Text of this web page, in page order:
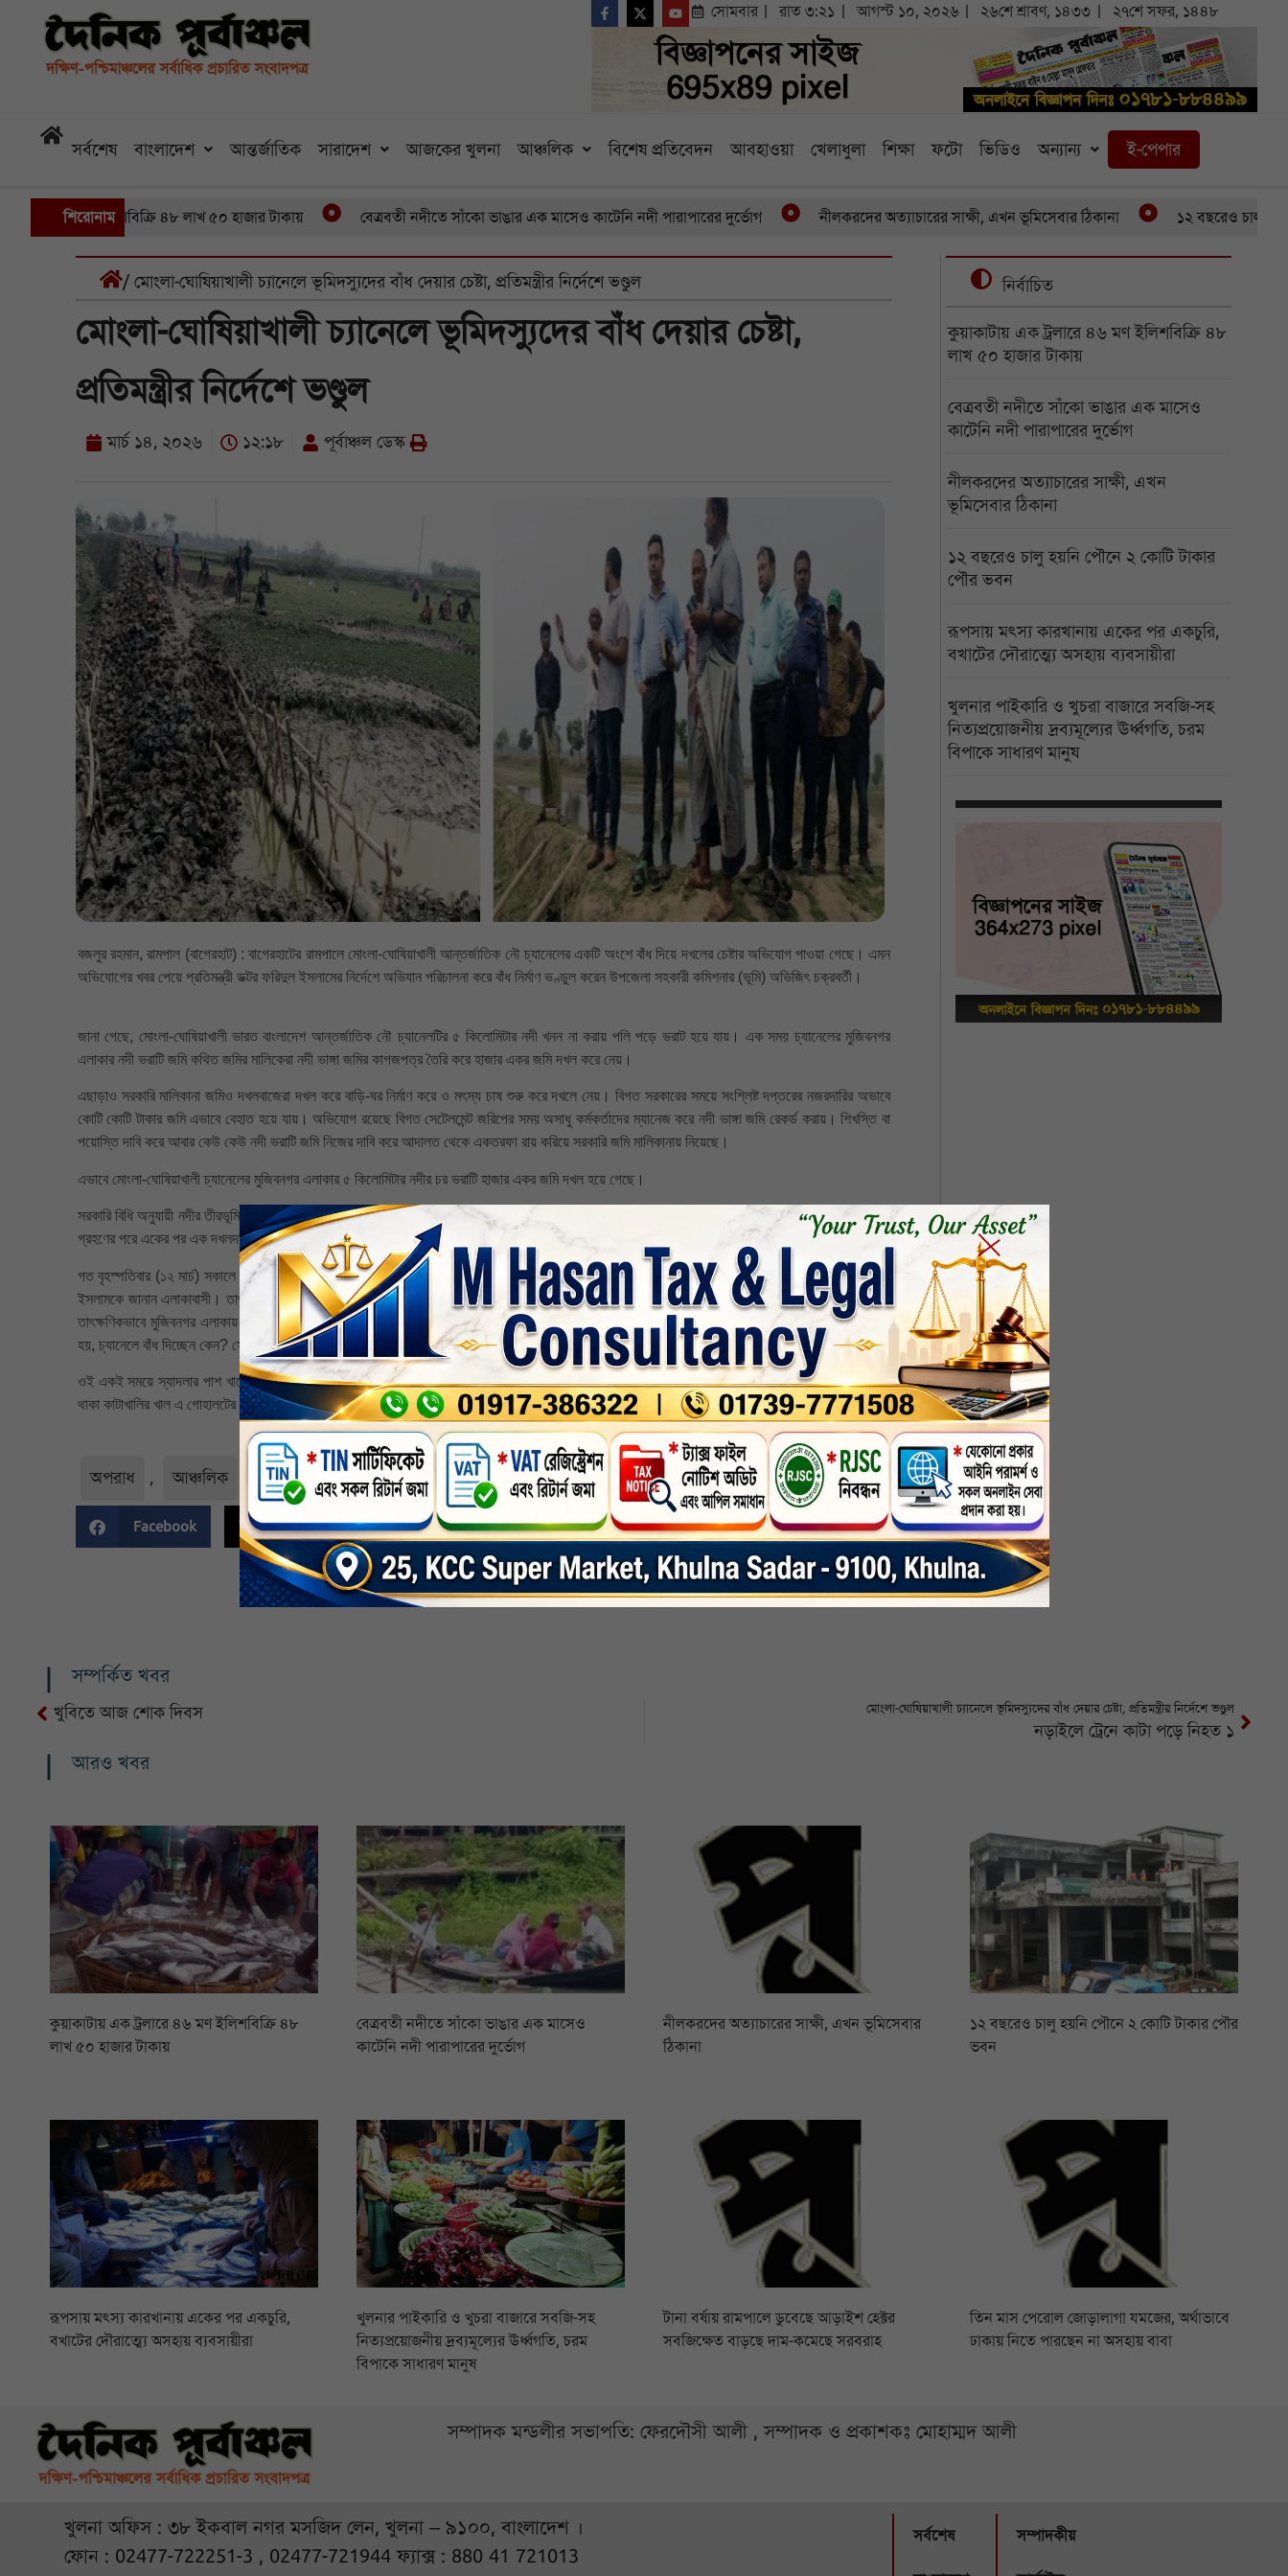
সোমবার রাত ৩:২১ আগস্ট ১০, ২০২৬ ২৬শে শ্রাবণ, ১৪৩৩ ২৭শে সফর, ১৪৪৮
সর্বশেষ বাংলাদেশ আন্তর্জাতিক সারাদেশ আজকের খুলনা আঞ্চলিক বিশেষ প্রতিবেদন আবহাওয়া খেলাধুলা শিক্ষা ফটো ভিডিও অন্যান্য ই-পেপার
শিরোনাম
মণ ইলিশবিক্রি ৪৮ লাখ ৫০ হাজার টাকায় বেত্রবতী নদীতে সাঁকো ভাঙার এক মাসেও কাটেনি নদী পারাপারের দুর্ভোগ নীলকরদের অত্যাচারের সাক্ষী, এখন ভূমিসেবার ঠিকানা ১২ বছরেও চালু হয়নি পৌনে
/ মোংলা-ঘোষিয়াখালী চ্যানেলে ভূমিদস্যুদের বাঁধ দেয়ার চেষ্টা, প্রতিমন্ত্রীর নির্দেশে ভণ্ডুল
মোংলা-ঘোষিয়াখালী চ্যানেলে ভূমিদস্যুদের বাঁধ দেয়ার চেষ্টা,
প্রতিমন্ত্রীর নির্দেশে ভণ্ডুল
মার্চ ১৪, ২০২৬ ১২:১৮ পূর্বাঞ্চল ডেস্ক
বজলুর রহমান, রামপাল (বাগেরহাট) : বাগেরহাটের রামপালে মোংলা-ঘোষিয়াখালী আন্তর্জাতিক নৌ চ্যানেলের একটি অংশে বাঁধ দিয়ে দখলের চেষ্টার অভিযোগ পাওয়া গেছে। এমন
অভিযোগের খবর পেয়ে প্রতিমন্ত্রী ডক্টর ফরিদুল ইসলামের নির্দেশে অভিযান পরিচালনা করে বাঁধ নির্মাণ ভণ্ডুল করেন উপজেলা সহকারী কমিশনার (ভূমি) অভিজিৎ চক্রবর্তী।
জানা গেছে, মোংলা-ঘোষিয়াখালী ভারত বাংলাদেশ আন্তর্জাতিক নৌ চ্যানেলটির ৫ কিলোমিটার নদী খনন না করায় পলি পড়ে ভরাট হয়ে যায়। এক সময় চ্যানেলের মুজিবনগর
এলাকার নদী ভরাটি জমি কথিত জমির মালিকেরা নদী ভাঙ্গা জমির কাগজপত্র তৈরি করে হাজার একর জমি দখল করে নেয়।
এছাড়াও সরকারি মালিকানা জমিও দখলবাজেরা দখল করে বাড়ি-ঘর নির্মাণ করে ও মৎস্য চাষ শুরু করে দখলে নেয়। বিগত সরকারের সময়ে সংশ্লিষ্ট দপ্তরের নজরদারির অভাবে
কোটি কোটি টাকার জমি এভাবে বেহাত হয়ে যায়। অভিযোগ রয়েছে বিগত সেটেলমেন্ট জরিপের সময় অসাধু কর্মকর্তাদের ম্যানেজ করে নদী ভাঙ্গা জমি রেকর্ড করায়। শিখস্তি বা
পয়োস্তি দাবি করে আবার কেউ কেউ নদী ভরাটি জমি নিজের দাবি করে আদালত থেকে একতরফা রায় করিয়ে সরকারি জমি মালিকানায় নিয়েছে।
এভাবে মোংলা-ঘোষিয়াখালী চ্যানেলের মুজিবনগর এলাকার ৫ কিলোমিটার নদীর চর ভরাটি হাজার একর জমি দখল হয়ে গেছে।
সরকারি বিধি অনুযায়ী নদীর তীরভূমি বা প্লাবনভূমি সরকারের মালিকানায় থাকার কথা। কিন্তু সেসব জমি এখন ভূমিদস্যুের পেটে। তারা এখানেই থামেনি। নির্বাচিত সরকার ক্ষমতা
গ্রহণের পরে একের পর এক দখলদারদের নিয়ন্ত্রণে চলে যাচ্ছে নদী ও খাল।
গত বৃহস্পতিবার (১২ মার্চ) সকালে চ্যানেল দখলের বিষয়টি রামপাল-মোংলা আসনের সংসদ সদস্য ও বন, পরিবেশ ও জলবায়ু পরিবর্তন বিষয়ক প্রতিমন্ত্রী লায়ন ডক্টর শেখ ফরিদুল
ইসলামকে জানান এলাকাবাসী। তাৎক্ষণিকভাবে তিনি রামপাল উপজেলা সহকারী কমিশনার কে দ্রুত পদক্ষেপ গ্রহনের নির্দেশ দেন। সহকারী কমিশনার (ভূমি) অভিজিৎ চক্রবর্তী
তাৎক্ষণিকভাবে মুজিবনগর এলাকায় অভিযান পরিচালনা করেন। সরোজমিনে গিয়ে তিনি চ্যানেলে বাঁধ দিতে দেখেন। জমির মালাকানা দাবি করা উপস্থিত ব্যক্তিকে প্রশ্ন করা
হয়, চ্যানেলে বাঁধ দিচ্ছেন কেন? সে জানায় জমি তার ও তার ভাইদের মালিকানার। তাই সে বাঁধ দিচ্ছে! কড়া ভাষায় বাঁধ দেয়া বন্ধ করার নির্দেশ দেন সহকারী কমিশনার।
ওই একই সময়ে স্যাদলার পাশ খালের বাঁধ দ্রুততম সময়ের মধ্যে কেটে দেয়ার নির্দেশ দেন ওই কর্মকর্তা। এছাড়াও বাইনতলা ইউনিয়ের দূর্গাপুর গ্রামের জনৈক ব্যক্তির দখলে
থাকা কাটাখালির খাল এ গোহালটের জায়গা ছেড়ে দেয়ার নির্দেশ দেন। নির্দেশ অমান্য করা হলে আইনি ব্যাবস্থা গ্রাহন করা হবে বলেও হুশিয়ার করেন তিনি।
অপরাধ , আঞ্চলিক খুলনা , নির্বাচিত , বাগেরহাট জেলা , সর্বশেষ-সংবাদ
Facebook Twitter Linkedin Whatsapp Print
নির্বাচিত
কুয়াকাটায় এক ট্রলারে ৪৬ মণ ইলিশবিক্রি ৪৮
লাখ ৫০ হাজার টাকায়
বেত্রবতী নদীতে সাঁকো ভাঙার এক মাসেও
কাটেনি নদী পারাপারের দুর্ভোগ
নীলকরদের অত্যাচারের সাক্ষী, এখন
ভূমিসেবার ঠিকানা
১২ বছরেও চালু হয়নি পৌনে ২ কোটি টাকার
পৌর ভবন
রূপসায় মৎস্য কারখানায় একের পর একচুরি,
বখাটের দৌরাত্ম্যে অসহায় ব্যবসায়ীরা
খুলনার পাইকারি ও খুচরা বাজারে সবজি-সহ
নিত্যপ্রয়োজনীয় দ্রব্যমূল্যের ঊর্ধ্বগতি, চরম
বিপাকে সাধারণ মানুষ
সম্পর্কিত খবর
খুবিতে আজ শোক দিবস মোংলা-ঘোষিয়াখালী চ্যানেলে ভূমিদস্যুদের বাঁধ দেয়ার চেষ্টা, প্রতিমন্ত্রীর নির্দেশে ভণ্ডুল
নড়াইলে ট্রেনে কাটা পড়ে নিহত ১
আরও খবর
কুয়াকাটায় এক ট্রলারে ৪৬ মণ ইলিশবিক্রি ৪৮
লাখ ৫০ হাজার টাকায়
বেত্রবতী নদীতে সাঁকো ভাঙার এক মাসেও
কাটেনি নদী পারাপারের দুর্ভোগ
নীলকরদের অত্যাচারের সাক্ষী, এখন ভূমিসেবার
ঠিকানা
১২ বছরেও চালু হয়নি পৌনে ২ কোটি টাকার পৌর
ভবন
রূপসায় মৎস্য কারখানায় একের পর একচুরি,
বখাটের দৌরাত্ম্যে অসহায় ব্যবসায়ীরা
খুলনার পাইকারি ও খুচরা বাজারে সবজি-সহ
নিত্যপ্রয়োজনীয় দ্রব্যমূল্যের ঊর্ধ্বগতি, চরম
বিপাকে সাধারণ মানুষ
টানা বর্ষায় রামপালে ডুবেছে আড়াইশ হেক্টর
সবজিক্ষেত বাড়ছে দাম-কমেছে সরবরাহ
তিন মাস পেরোল জোড়ালাগা যমজের, অর্থাভাবে
ঢাকায় নিতে পারছেন না অসহায় বাবা
সম্পাদক মন্ডলীর সভাপতি: ফেরদৌসী আলী , সম্পাদক ও প্রকাশকঃ মোহাম্মদ আলী
খুলনা অফিস : ৩৮ ইকবাল নগর মসজিদ লেন, খুলনা – ৯১০০, বাংলাদেশ ।
ফোন : 02477-722251-3 , 02477-721944 ফ্যাক্স : 880 41 721013
সর্বশেষ সম্পাদকীয়